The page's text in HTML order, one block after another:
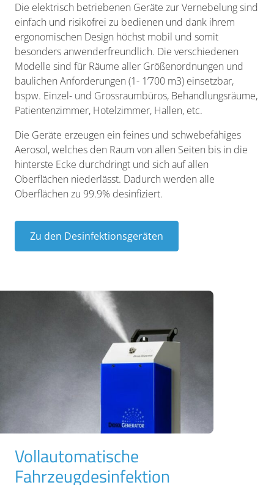
Die elektrisch betriebenen Geräte zur Vernebelung sind
einfach und risikofrei zu bedienen und dank ihrem
ergonomischen Design höchst mobil und somit
besonders anwenderfreundlich. Die verschiedenen
Modelle sind für Räume aller Größenordnungen und
baulichen Anforderungen (1- 1’700 m3) einsetzbar,
bspw. Einzel- und Grossraumbüros, Behandlungsräume,
Patientenzimmer, Hotelzimmer, Hallen, etc.
Die Geräte erzeugen ein feines und schwebefähiges
Aerosol, welches den Raum von allen Seiten bis in die
hinterste Ecke durchdringt und sich auf allen
Oberflächen niederlässt. Dadurch werden alle
Oberflächen zu 99.9% desinfiziert.
Zu den Desinfektionsgeräten
Vollautomatische
Fahrzeugdesinfektion